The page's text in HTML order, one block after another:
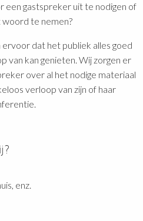
een gastspreker uit te nodigen of
te nemen?
dat het publiek alles goed
van kan genieten. Wij zorgen er
over al het nodige materiaal
verloop van zijn of haar
enz.